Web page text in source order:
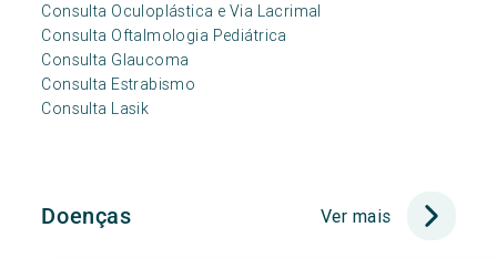
Consulta Oculoplástica e Via Lacrimal
Consulta Oftalmologia Pediátrica
Consulta Glaucoma
Consulta Estrabismo
Consulta Lasik
Doenças Ver mais